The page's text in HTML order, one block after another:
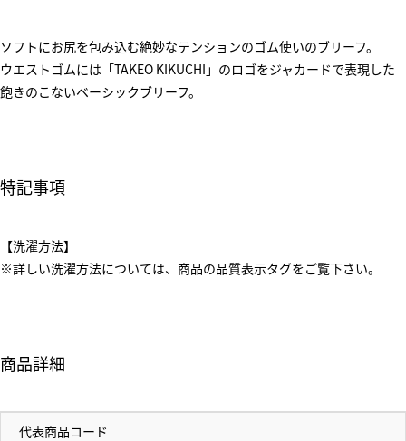
ソフトにお尻を包み込む絶妙なテンションのゴム使いのブリーフ。
ウエストゴムには「TAKEO KIKUCHI」のロゴをジャカードで表現した
飽きのこないベーシックブリーフ。
特記事項
【洗濯方法】
※詳しい洗濯方法については、商品の品質表示タグをご覧下さい。
商品詳細
代表商品コード